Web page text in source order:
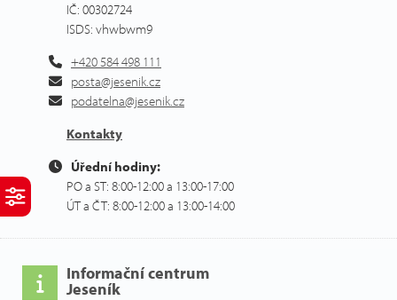
IČ: 00302724
ISDS: vhwbwm9
+420 584 498 111
posta@jesenik.cz
podatelna@jesenik.cz
Kontakty
Úřední hodiny:
PO a ST: 8:00-12:00 a 13:00-17:00
ÚT a ČT: 8:00-12:00 a 13:00-14:00
Informační centrum
Jeseník